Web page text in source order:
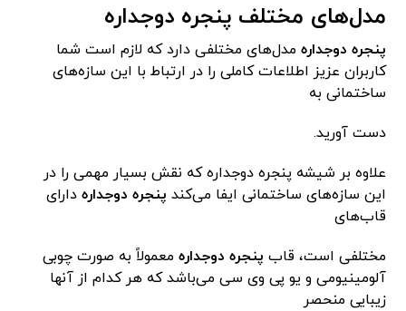
مدل‌های مختلف پنجره دوجداره
پنجره دوجداره مدل‌های مختلفی دارد که لازم است شما
کاربران عزیز اطلاعات کاملی را در ارتباط با این سازه‌های
ساختمانی به
دست آورید.
علاوه بر شیشه پنجره دوجداره که نقش بسیار مهمی را در
این سازه‌های ساختمانی ایفا می‌کند پنجره دوجداره دارای
قاب‌های
مختلفی است، قاب پنجره دوجداره معمولاً به صورت چوبی
آلومینیومی و یو پی وی سی می‌باشد که هر کدام از آنها
زیبایی منحصر